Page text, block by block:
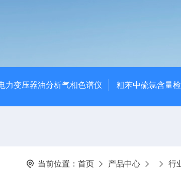
力变压器油分析气相色谱仪 粗苯中硫氯含量
当前位置： 首页 产品中心 行